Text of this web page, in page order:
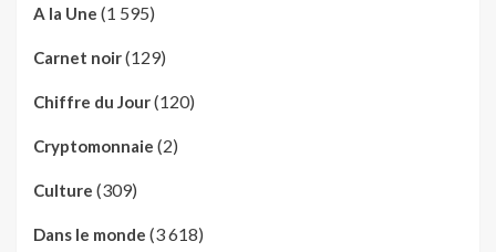
A la Une (1 595)
Carnet noir(129)
Chiffre du Jour(120)
Cryptomonnaie (2)
Culture (309)
Dans le monde (3 618)